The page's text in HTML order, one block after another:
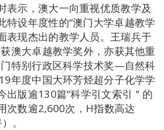
表示，澳大一向重视优质教学及
特设年度性的“澳门大学卓越教学
表现杰出的教学人员。王瑞兵于
澳大卓越教学奖外，亦获其他重
特别行政区科学技术奖—自然科
年度中国大环芳烃超分子化学学
出版逾130篇“科学引文索引＂的
次数逾2,600次，H指数高达
。